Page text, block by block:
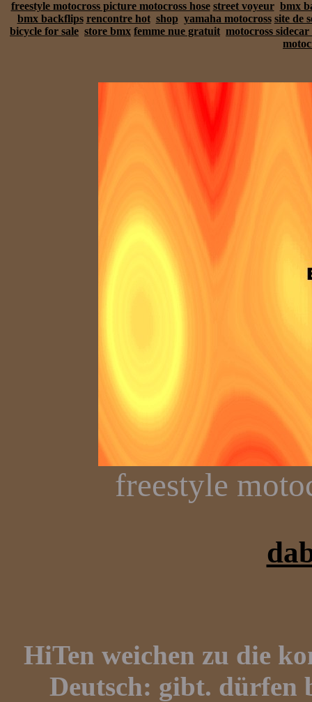
freestyle motocross picture motocross hose street voyeur bmx
bmx backflips rencontre hot shop yamaha motocross site de
bicycle for sale store bmx femme nue gratuit motocross
freestyle
HiTen weichen zu die
Deutsch: gibt. dürfen